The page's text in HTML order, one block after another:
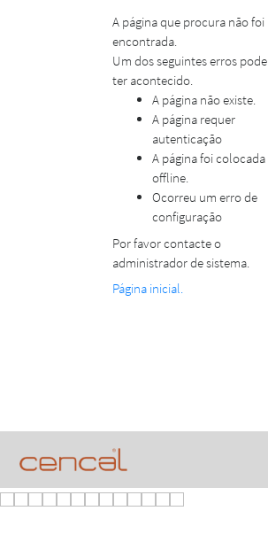
A página que procura não foi
encontrada.
Um dos seguintes erros pode
ter acontecido.
A página não existe.
A página requer
autenticação
A página foi colocada
offline.
Ocorreu um erro de
configuração
Por favor contacte o
administrador de sistema.
Página inicial.